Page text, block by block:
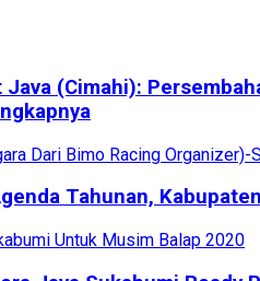
(Cimahi):
Tahunan,